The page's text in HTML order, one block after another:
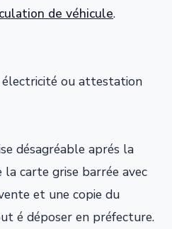
de véhicule.
ou attestation
désagréable aprés la
carte grise barrée avec
et une copie du
é déposer en préfecture.